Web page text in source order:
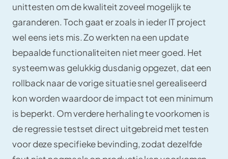
unittesten om de kwaliteit zoveel mogelijk te
garanderen. Toch gaat er zoals in ieder IT project
wel eens iets mis. Zo werkten na een update
bepaalde functionaliteiten niet meer goed. Het
systeem was gelukkig dusdanig opgezet, dat een
rollback naar de vorige situatie snel gerealiseerd
kon worden waardoor de impact tot een minimum
is beperkt. Om verdere herhaling te voorkomen is
de regressie testset direct uitgebreid met testen
voor deze specifieke bevinding, zodat dezelfde